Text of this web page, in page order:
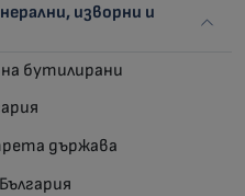
изворни и
бутилирани
държава